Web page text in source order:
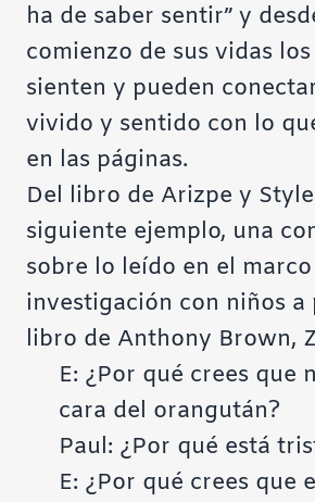
ha de saber sentir” y
comienzo de sus vidas
sienten y pueden
vivido y sentido con lo
en las páginas.
Del libro de Arizpe y
siguiente ejemplo, una
sobre lo leído en el
investigación con niños a
libro de Anthony Brown,
E: ¿Por qué crees que
cara del orangután?
Paul: ¿Por qué está
E: ¿Por qué crees que